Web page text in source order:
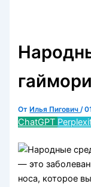
От Илья Пигович/
ChatGPT
— это
носа, которое